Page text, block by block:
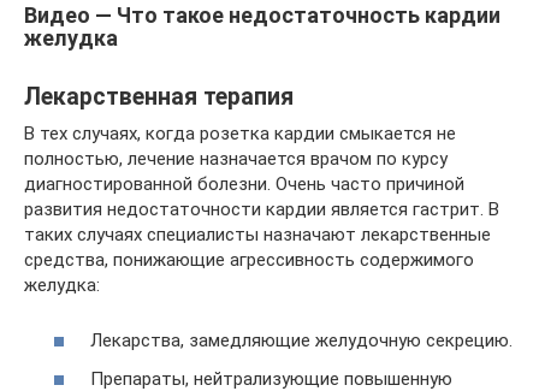
Видео — Что такое недостаточность кардии
желудка
Лекарственная терапия
В тех случаях, когда розетка кардии смыкается не
полностью, лечение назначается врачом по курсу
диагностированной болезни. Очень часто причиной
развития недостаточности кардии является гастрит. В
таких случаях специалисты назначают лекарственные
средства, понижающие агрессивность содержимого
желудка:
Лекарства, замедляющие желудочную секрецию.
Препараты, нейтрализующие повышенную